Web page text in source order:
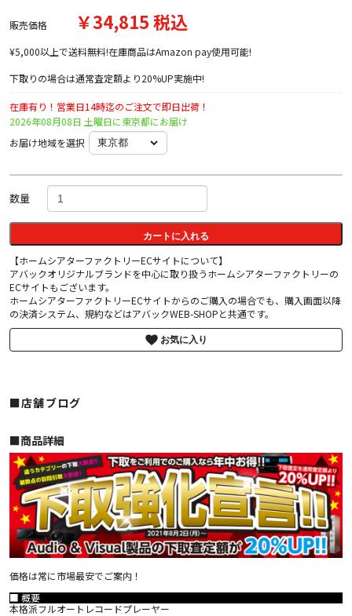
販売価格 ￥34,815 税込
¥5,000以上で送料無料!在庫商品はAmazon pay使用可能!
下取りの場合は通常査定額より20%UP実施中!
在庫有り！営業日14時迄のご注文で即日出荷！
2026年08月08日 土曜日に東京都にお届け
お届け地域を選択
数量
カートに入れる
【ホームシアターファクトリーECサイトについて】
アバックオリジナルブランドを中心に取り扱うホームシアターファクトリーの
ECサイトもございます。
ホームシアターファクトリーECサイトからのご購入の場合でも、購入画面以降
の決済システム、規約などはアバックWEB-SHOPと共通です。
お気に入り
■店舗ブログ
■︎商品詳細
価格は常に市場最安でご案内！
■ 概要
本格派フルオートレコードプレーヤー